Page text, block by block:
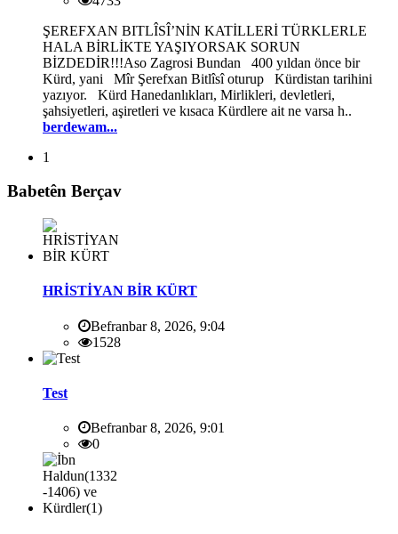
ŞEREFXAN BITLÎSÎ’NİN KATİLLERİ TÜRKLERLE
HALA BİRLİKTE YAŞIYORSAK SORUN
BİZDEDİR!!!Aso Zagrosi Bundan 400 yıldan önce bir
Kürd, yani Mîr Şerefxan Bitlîsî oturup Kürdistan tarihini
yazıyor. Kürd Hanedanlıkları, Mirlikleri, devletleri,
şahsiyetleri, aşiretleri ve kısaca Kürdlere ait ne varsa h..
berdewam...
1
Babetên Berçav
HRİSTİYAN BİR KÜRT
Befranbar 8, 2026, 9:04
1528
Test
Befranbar 8, 2026, 9:01
0